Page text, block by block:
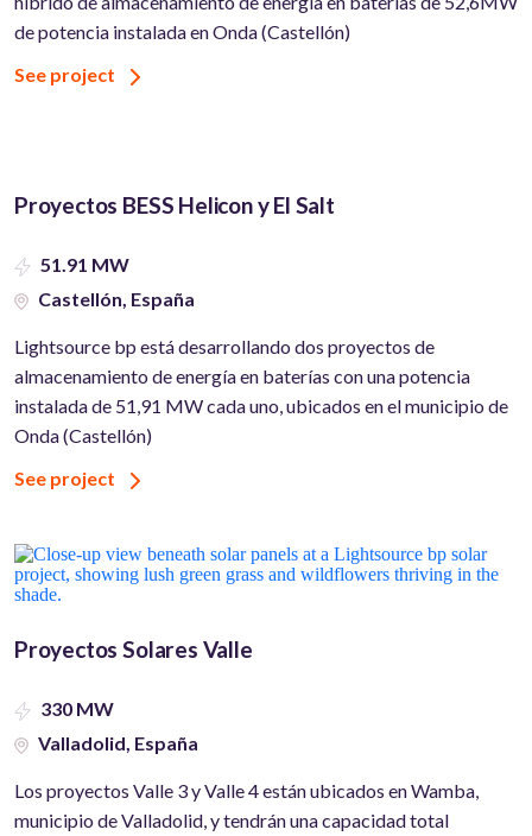
de potencia instalada en Onda (Castellón)
See project
Proyectos BESS Helicon y El Salt
51.91 MW
Castellón, España
Lightsource bp está desarrollando dos proyectos de
almacenamiento de energía en baterías con una potencia
instalada de 51,91 MW cada uno, ubicados en el municipio de
Onda (Castellón)
See project
Proyectos Solares Valle
330 MW
Valladolid, España
Los proyectos Valle 3 y Valle 4 están ubicados en Wamba,
municipio de Valladolid, y tendrán una capacidad total